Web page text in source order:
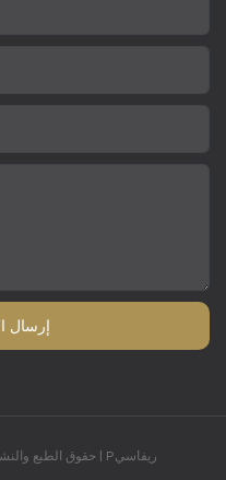
إرسال
حقوق الطبع والنشر © 2023 شركة سابتك للتكنولوجيا المحدودة | Pريفاسي